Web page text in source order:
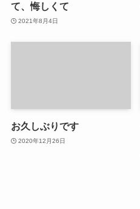
て、悔しくて
2021年8月4日
お久しぶりです
2020年12月26日